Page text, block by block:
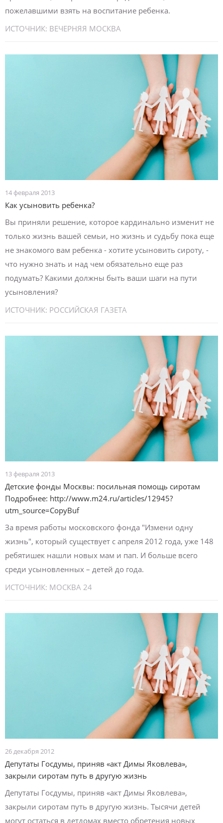
пожелавшими взять на воспитание ребенка.
ИСТОЧНИК: ВЕЧЕРНЯЯ МОСКВА
14 февраля 2013
Как усыновить ребенка?
Вы приняли решение, которое кардинально изменит не
только жизнь вашей семьи, но жизнь и судьбу пока еще
не знакомого вам ребенка - хотите усыновить сироту, -
что нужно знать и над чем обязательно еще раз
подумать? Какими должны быть ваши шаги на пути
усыновления?
ИСТОЧНИК: РОССИЙСКАЯ ГАЗЕТА
13 февраля 2013
Детские фонды Москвы: посильная помощь сиротам
Подробнее: http://www.m24.ru/articles/12945?
utm_source=CopyBuf
За время работы московского фонда "Измени одну
жизнь", который существует с апреля 2012 года, уже 148
ребятишек нашли новых мам и пап. И больше всего
среди усыновленных – детей до года.
ИСТОЧНИК: МОСКВА 24
26 декабря 2012
Депутаты Госдумы, приняв «акт Димы Яковлева»,
закрыли сиротам путь в другую жизнь
Депутаты Госдумы, приняв «акт Димы Яковлева»,
закрыли сиротам путь в другую жизнь. Тысячи детей
могут остаться в детдомах вместо обретения новых